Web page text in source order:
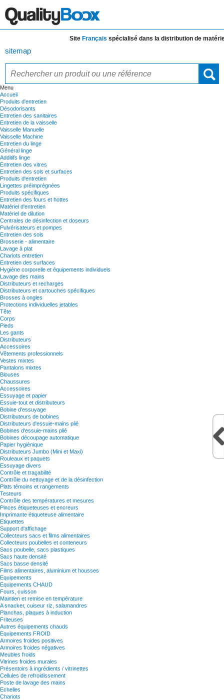
SiteFrançaisspécialisé dans la distribution dematériels
sitemap
Menu
Accueil
Produits d'entretien
Désodorisants
Entretien des sanitaires
Entretien de la vaisselle
Vaisselle Manuelle
Vaisselle Machine
Entretien du linge
Général linge
Additifs linge
Entretien des vitres
Entretien des sols et surfaces
Produits d'entretien
Lingettes préimprégnées
Produits spécifiques
Entretien des fours et hottes
Matériel d'entretien
Matériel de dilution
Centrales de désinfection et doseurs
Pulvérisateurs et pompes
Entretien des sols
Brosserie - alimentaire
Lavage à plat
Chariots entretien
Entretien des surfaces
Hygiène corporelle et équipements individuels
Lavage des mains
Distributeurs et recharges
Distributeurs et cartouches spécifiques
Brosses à ongles
Protections individuelles jetables
Tête
Corps
Pieds
Les gants
Distributeurs
Accessoires
Vêtements professionnels
Vestes mixtes
Pantalons mixtes
Blouses
Chaussures
Accessoires
Essuyage et papier
Essuie-tout et distributeurs
Bobine d'essuyage
Distributeurs de bobines
Distributeurs d'essuie-mains plié
Bobines d'essuie-mains plié
Bobines découpage automatique
Papier hygiènique
Distributeurs Jumbo (Mini et Maxi)
Rouleaux et paquets
Essuyage divers
Contrôle et traçabilité
Contrôle du nettoyage et de la désinfection
Plats témoins et rangements
Testeurs
Contrôle des températures et mesures
Pinces étiqueteuses et encreurs
Imprimante étiqueteuse alimentaire
Etiquettes
Support d'affichage
Collecteurs sacs et films alimentaires
Collecteurs poubelles et conteneurs
Sacs poubelle, sacs plastiques
Sacs haute densité
Sacs basse densité
Films alimentaires, aluminium et housses
Equipements
Equipements CHAUD
Fours, cuisson
Maintien et remise en température
A snacker, cuiseur riz, salamandres
Planchas, plaques à induction
Friteuses
Autres équipements chauds
Equipements FROID
Armoires froides positives
Armoires froides négatives
Meubles froids
Vitrines froides murales
Présentoirs à ingrédients / vitrinettes
Cellules de refroidissement
Poste de lavage des mains
Echelles
Chariots